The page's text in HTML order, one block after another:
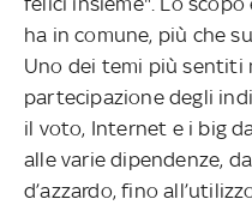
ha in comune, più che
Uno dei temi più sentiti
partecipazione degli
il voto, Internet e i big
alle varie dipendenze,
d’azzardo, fino